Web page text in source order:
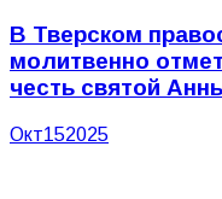
В Тверском
молитвенно
честь святой
Окт152025